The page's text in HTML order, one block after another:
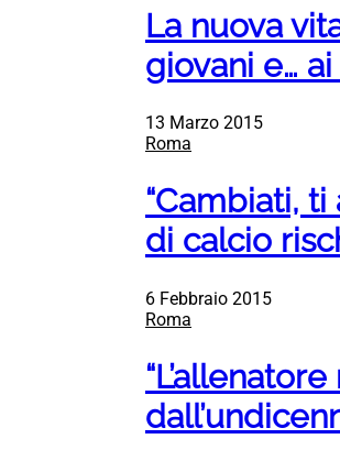
La nuova
giovani e…
13 Marzo 2015
Roma
“Cambiati, ti
di calcio
6 Febbraio 2015
Roma